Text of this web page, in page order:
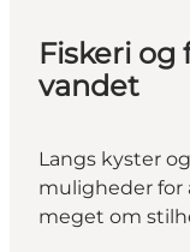
Fiskeri og
vandet
Langs kyster
muligheder for
meget om